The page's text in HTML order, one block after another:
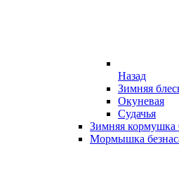
Назад
Зимняя
Окуневая
Судачья
Зимняя кормушка
Мормышка